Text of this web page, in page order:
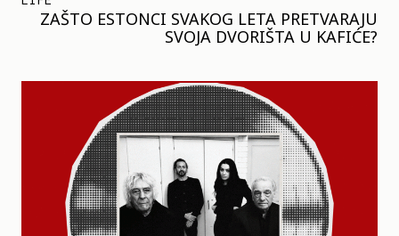
ZAŠTO ESTONCI SVAKOG LETA PRETVARAJU
SVOJA DVORIŠTA U KAFIĆE?